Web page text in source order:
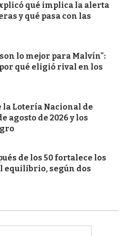
qué implica la alerta
y qué pasa con las
lo mejor para Malvín":
qué eligió rival en los
la Lotería Nacional de
agosto de 2026 y los
de los 50 fortalece los
equilibrio, según dos